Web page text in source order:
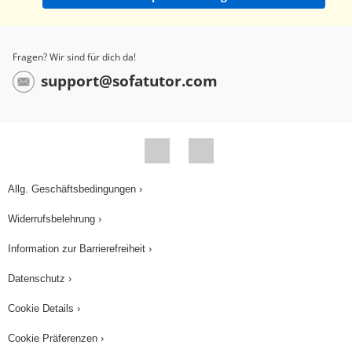
Längeneinheiten. Die Strecke 'S B1' gehört im
bekannten Werte ein machen aus der
Verhältnisgleichung eine Bruchgleichung und
fassen zusammen: Beide Strahlensätze gelten
auch dann, wenn der Scheitelpunkt zwischen den
Fragen? Wir sind für dich da!
support@sofatutor.com
Allg. Geschäftsbedingungen ›
Widerrufsbelehrung ›
Information zur Barrierefreiheit ›
Datenschutz ›
Cookie Details ›
Cookie Präferenzen ›